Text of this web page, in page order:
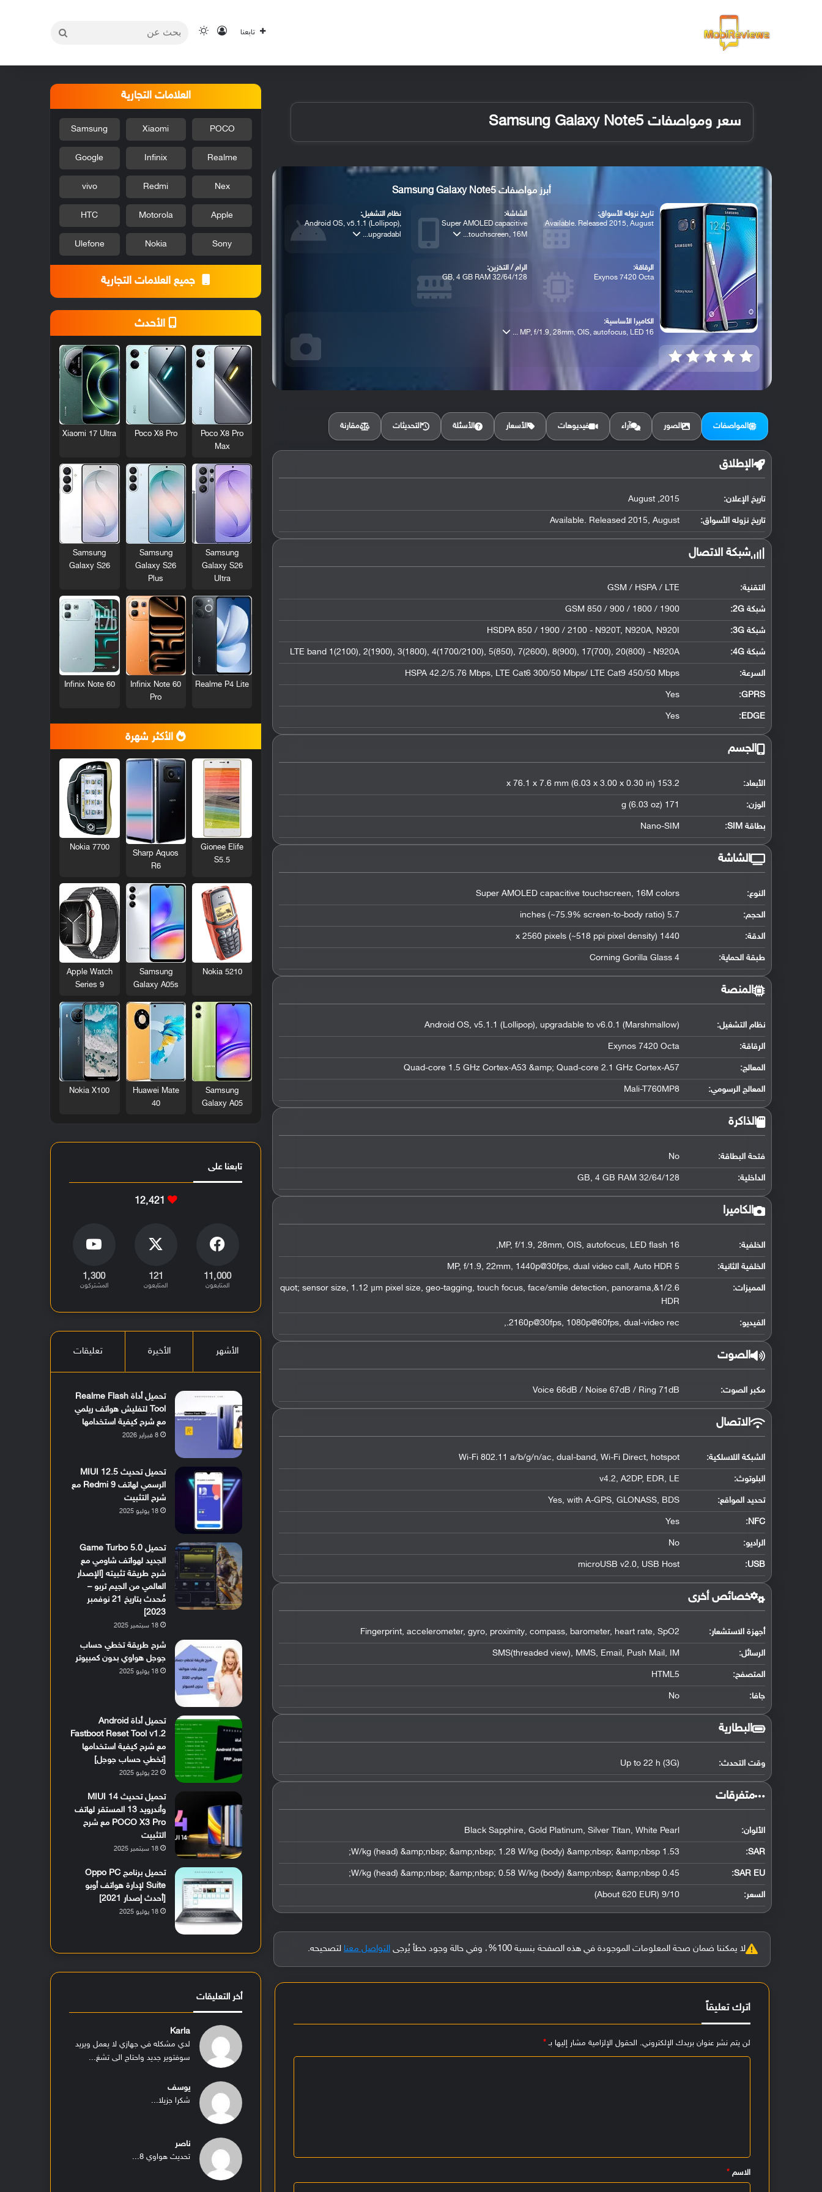
تابعنا تسجيل الدخول
الوضع المظلم
سعر ومواصفات Samsung Galaxy Note5
أبرز مواصفات Samsung Galaxy Note5
تاريخ نزوله الأسواق:
Available. Released 2015, August
الشاشة:
Super AMOLED capacitive
touchscreen, 16M...
نظام التشغيل:
Android OS, v5.1.1 (Lollipop),
upgradabl...
الرقاقة:
Exynos 7420 Octa
الرام / التخزين:
32/64/128 GB, 4 GB RAM
الكاميرا الأساسية:
16 MP, f/1.9, 28mm, OIS, autofocus, LED ...
المواصفات الصور آراء فيديوهات الأسعار الأسئلة التحديثات مقارنة
الإطلاق
تاريخ الإعلان: 2015, August
تاريخ نزوله الأسواق: Available. Released 2015, August
شبكة الاتصال
التقنية: GSM / HSPA / LTE
شبكة 2G: GSM 850 / 900 / 1800 / 1900
شبكة 3G :
HSDPA 850 / 1900 / 2100 - N920T, N920A, N920I
شبكة 4G :
LTE band 1(2100), 2(1900), 3(1800), 4(1700/2100), 5(850), 7(2600), 8(900), 17(700), 20(800) - N920A
السرعة: HSPA 42.2/5.76 Mbps, LTE Cat6 300/50 Mbps/ LTE Cat9 450/50 Mbps
GPRS:
Yes
EDGE:
Yes
الجسم
الأبعاد: 153.2 x 76.1 x 7.6 mm (6.03 x 3.00 x 0.30 in)
الوزن: 171 g (6.03 oz)
بطاقة SIM: Nano-SIM
الشاشة
النوع: Super AMOLED capacitive touchscreen, 16M colors
الحجم: 5.7 inches (~75.9% screen-to-body ratio)
الدقة: 1440 x 2560 pixels (~518 ppi pixel density)
طبقة الحماية: Corning Gorilla Glass 4
المنصة
نظام التشغيل:
Android OS, v5.1.1 (Lollipop), upgradable to v6.0.1 (Marshmallow)
الرقاقة:
Exynos 7420 Octa
المعالج:
Quad-core 1.5 GHz Cortex-A53 &amp; Quad-core 2.1 GHz Cortex-A57
المعالج الرسومي:
Mali-T760MP8
الذاكرة
فتحة البطاقة: No
الداخلية: 32/64/128 GB, 4 GB RAM
الكاميرا
الخلفية: 16 MP, f/1.9, 28mm, OIS, autofocus, LED flash,
الخلفية الثانية: 5 MP, f/1.9, 22mm, 1440p@30fps, dual video call, Auto HDR
المميزات:
1/2.6&quot; sensor size, 1.12 µm pixel size, geo-tagging, touch focus, face/smile detection, panorama,
HDR
الفيديو: 2160p@30fps, 1080p@60fps, dual-video rec.,
الصوت
مكبر الصوت: Voice 66dB / Noise 67dB / Ring 71dB
الاتصال
الشبكة اللاسلكية: Wi-Fi 802.11 a/b/g/n/ac, dual-band, Wi-Fi Direct, hotspot
البلوتوث:
v4.2, A2DP, EDR, LE
تحديد المواقع:
Yes, with A-GPS, GLONASS, BDS
NFC
:
Yes
الراديو: No
USB
:
microUSB v2.0, USB Host
خصائص أخرى
أجهزة الاستشعار: Fingerprint, accelerometer, gyro, proximity, compass, barometer, heart rate, SpO2
الرسائل: SMS(threaded view), MMS, Email, Push Mail, IM
المتصفح: HTML5
جافا: No
البطارية
وقت التحدث: Up to 22 h (3G)
‏متفرقات‏
الألوان: Black Sapphire, Gold Platinum, Silver Titan, White Pearl
SAR
:
1.53 W/kg (head) &amp;nbsp; &amp;nbsp; 1.28 W/kg (body) &amp;nbsp; &amp;nbsp;
SAR EU:
0.45 W/kg (head) &amp;nbsp; &amp;nbsp; 0.58 W/kg (body) &amp;nbsp; &amp;nbsp;
السعر: 9/10 (About 620 EUR)
لا يمكننا ضمان صحة المعلومات الموجودة في هذه الصفحة بنسبة 100%، وفي حالة وجود خطأ يُرجى التواصل معنا لتصحيحه.
اترك تعليقاً
لن يتم نشر عنوان بريدك الإلكتروني. الحقول الإلزامية مشار إليها بـ*
الاسم*
العلامات التجارية
POCO
Xiaomi
Samsung
Realme
Infinix
Google
Nex
Redmi
vivo
Apple
Motorola
HTC
Sony
Nokia
Ulefone
جميع العلامات التجارية
الأحدث
Poco X8 Pro
Max
Poco X8 Pro
Xiaomi 17 Ultra
Samsung
Galaxy S26
Ultra
Samsung
Galaxy S26
Plus
Samsung
Galaxy S26
Realme P4 Lite
Infinix Note 60
Pro
Infinix Note 60
الأكثر شهرة
Gionee Elife
S5.5
Sharp Aquos
R6
Nokia 7700
Nokia 5210
Samsung
Galaxy A05s
Apple Watch
Series 9
Samsung
Galaxy A05
Huawei Mate
40
Nokia X100
تابعنا على
12٬421
11٬000
المتابعون
121
المتابعون
1٬300
المشتركون
الأشهر الأخيرة تعليقات
تحميل أداة Realme Flash
Tool لتفليش هواتف ريلمي
مع شرح كيفية استخدامها
8 فبراير 2026
تحميل تحديث MIUI 12.5
الرسمي لهاتف Redmi 9 مع
شرح التثبيت
18 يوليو 2025
تحميل Game Turbo 5.0
الجديد لهواتف شاومي مع
شرح طريقة تثبيته [الإصدار
العالمي من الجيم تربو –
مُحدث بتاريخ 21 نوفمبر
2023]
18 سبتمبر 2025
شرح طريقة تخطي حساب
جوجل هواوي بدون كمبيوتر
18 يوليو 2025
تحميل أداة Android
Fastboot Reset Tool v1.2
مع شرح كيفية استخدامها
[تخطي حساب جوجل]
22 يوليو 2025
تحميل تحديث MIUI 14
وأندرويد 13 المستقر لهاتف
POCO X3 Pro مع شرح
التثبيت
18 سبتمبر 2025
تحميل برنامج Oppo PC
Suite لإدارة هواتف أوبو
[أحدث إصدار 2021]
18 يوليو 2025
أخر التعليقات
Karla
لدي مشكله في جهازي لا يعمل ويريد
سوفتوير جديد واحتاج الى تشغ...
يوسف
شكرا جزيلا...
ناصر
تحديث هواوي 8...